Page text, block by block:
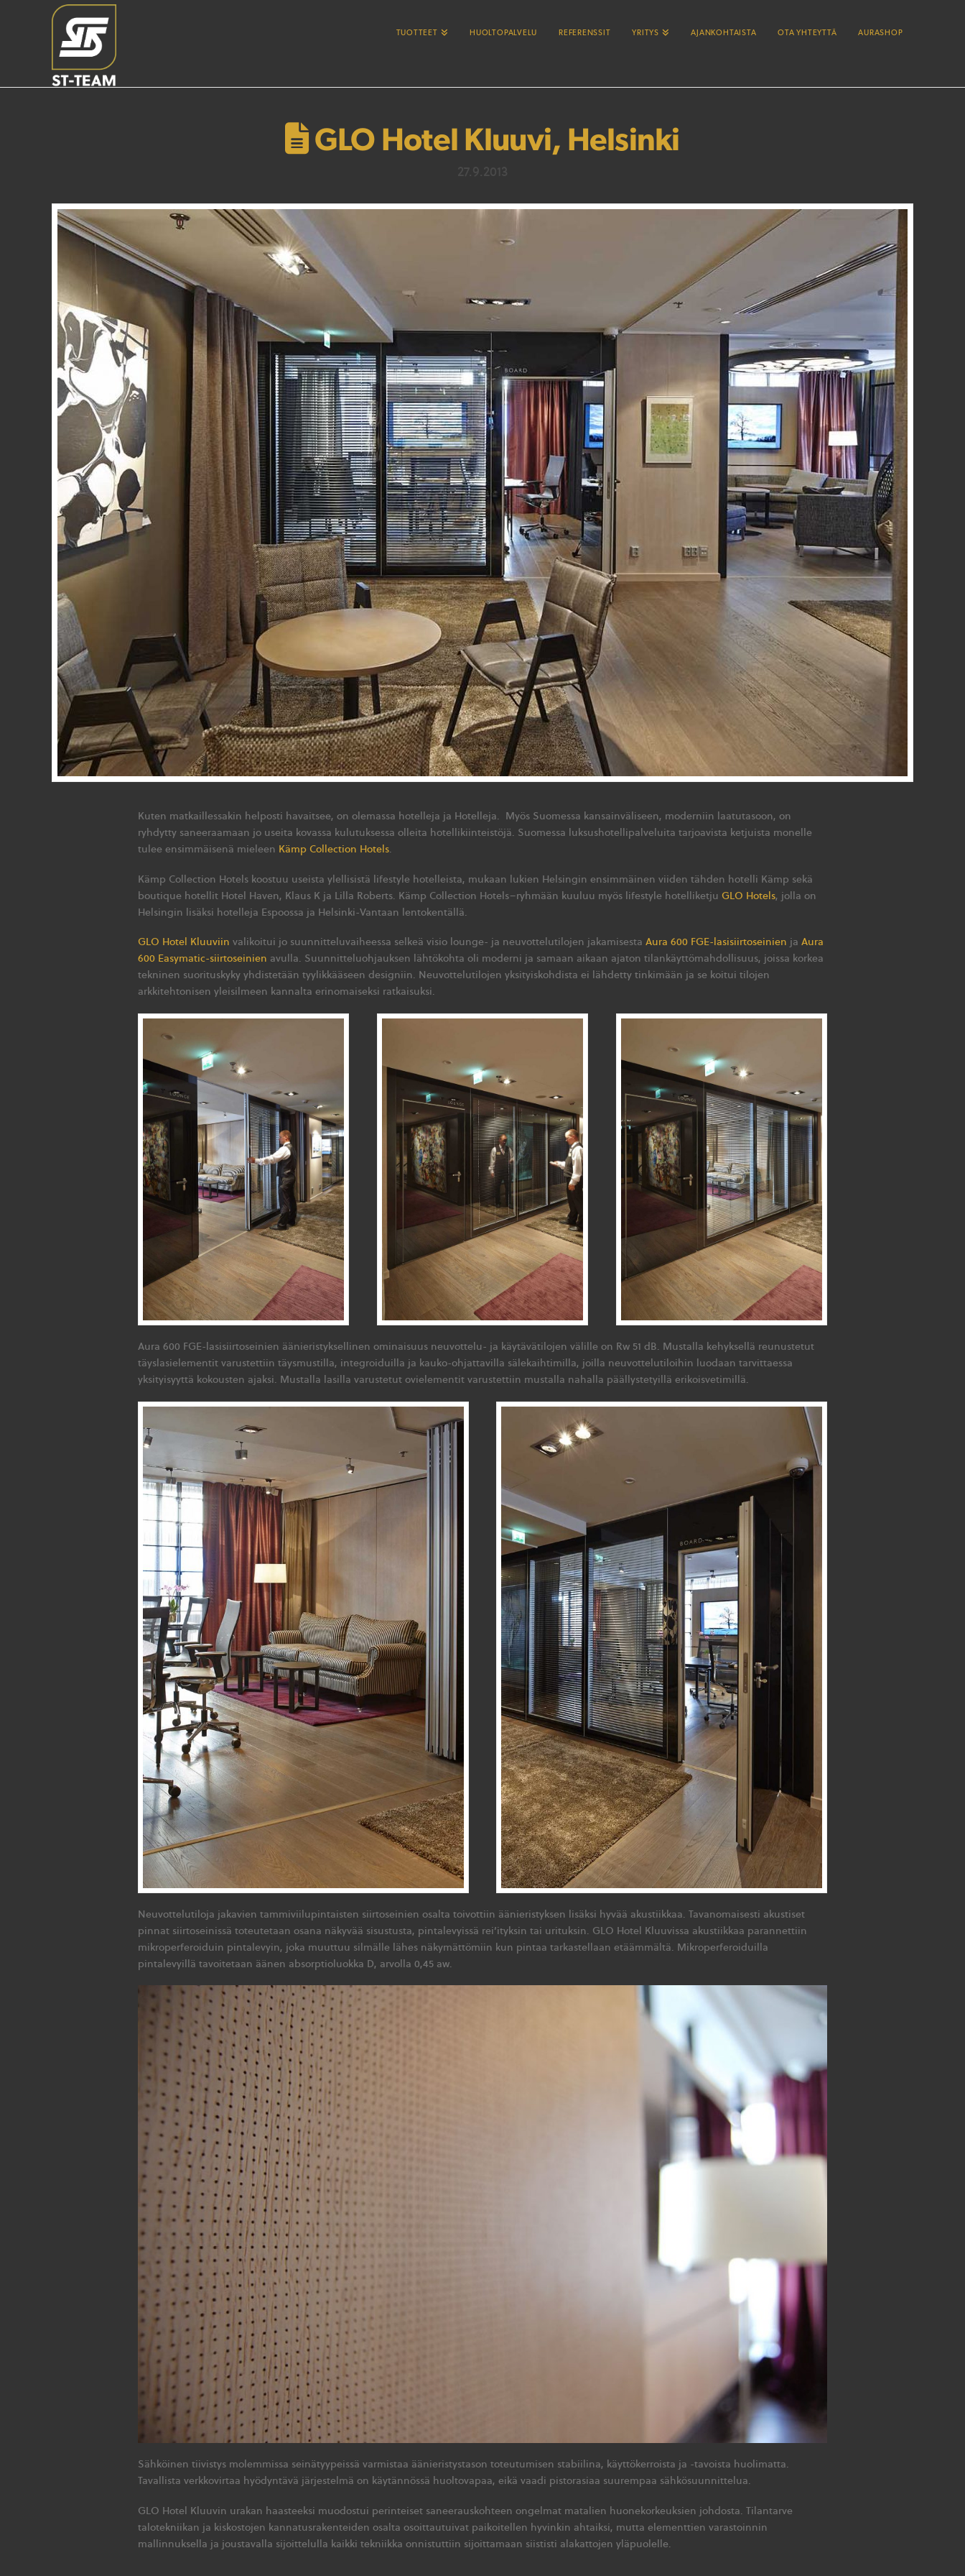
TUOTTEET HUOLTOPALVELU REFERENSSIT YRITYS AJANKOHTAISTA OTA YHTEYTTÄ AURASHOP
GLO Hotel Kluuvi, Helsinki
Kuten matkaillessakin helposti havaitsee, on olemassa hotelleja ja Hotelleja. Myös Suomessa kansainväliseen, moderniin laatutasoon, on
ryhdytty saneeraamaan jo useita kovassa kulutuksessa olleita hotellikiinteistöjä. Suomessa luksushotellipalveluita tarjoavista ketjuista monelle
tulee ensimmäisenä mieleen Kämp Collection Hotels.
Kämp Collection Hotels koostuu useista ylellisistä lifestyle hotelleista, mukaan lukien Helsingin ensimmäinen viiden tähden hotelli Kämp sekä
boutique hotellit Hotel Haven, Klaus K ja Lilla Roberts. Kämp Collection Hotels–ryhmään kuuluu myös lifestyle hotelliketju GLO Hotels, jolla on
Helsingin lisäksi hotelleja Espoossa ja Helsinki-Vantaan lentokentällä.
GLO Hotel Kluuviin valikoitui jo suunnitteluvaiheessa selkeä visio lounge- ja neuvottelutilojen jakamisesta Aura 600 FGE-lasisiirtoseinien ja Aura
600 Easymatic-siirtoseinien avulla. Suunnitteluohjauksen lähtökohta oli moderni ja samaan aikaan ajaton tilankäyttömahdollisuus, joissa korkea
tekninen suorituskyky yhdistetään tyylikkääseen designiin. Neuvottelutilojen yksityiskohdista ei lähdetty tinkimään ja se koitui tilojen
arkkitehtonisen yleisilmeen kannalta erinomaiseksi ratkaisuksi.
Aura 600 FGE-lasisiirtoseinien äänieristyksellinen ominaisuus neuvottelu- ja käytävätilojen välille on Rw 51 dB. Mustalla kehyksellä reunustetut
täyslasielementit varustettiin täysmustilla, integroiduilla ja kauko-ohjattavilla sälekaihtimilla, joilla neuvottelutiloihin luodaan tarvittaessa
yksityisyyttä kokousten ajaksi. Mustalla lasilla varustetut ovielementit varustettiin mustalla nahalla päällystetyillä erikoisvetimillä.
Neuvottelutiloja jakavien tammiviilupintaisten siirtoseinien osalta toivottiin äänieristyksen lisäksi hyvää akustiikkaa. Tavanomaisesti akustiset
pinnat siirtoseinissä toteutetaan osana näkyvää sisustusta, pintalevyissä rei’ityksin tai urituksin. GLO Hotel Kluuvissa akustiikkaa parannettiin
mikroperferoiduin pintalevyin, joka muuttuu silmälle lähes näkymättömiin kun pintaa tarkastellaan etäämmältä. Mikroperferoiduilla
pintalevyillä tavoitetaan äänen absorptioluokka D, arvolla 0,45 aw.
Sähköinen tiivistys molemmissa seinätyypeissä varmistaa äänieristystason toteutumisen stabiilina, käyttökerroista ja -tavoista huolimatta.
Tavallista verkkovirtaa hyödyntävä järjestelmä on käytännössä huoltovapaa, eikä vaadi pistorasiaa suurempaa sähkösuunnittelua.
GLO Hotel Kluuvin urakan haasteeksi muodostui perinteiset saneerauskohteen ongelmat matalien huonekorkeuksien johdosta. Tilantarve
talotekniikan ja kiskostojen kannatusrakenteiden osalta osoittautuivat paikoitellen hyvinkin ahtaiksi, mutta elementtien varastoinnin
mallinnuksella ja joustavalla sijoittelulla kaikki tekniikka onnistuttiin sijoittamaan siististi alakattojen yläpuolelle.